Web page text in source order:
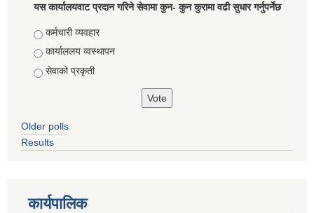
यस कार्यालयवाट प्रदान गरिने सेवामा कुन- कुन कुरामा वढी सुधार गर्नुपर्नेछ
Choices
कर्मचारी व्यवहार
कार्याललय व्वस्थापन
सेवाको प्रकृती
Older polls
Results
कार्यपालिक